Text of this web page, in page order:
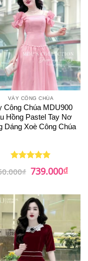
VÁY CÔNG CHÚA
Công Chúa MDU900
Hồng Pastel Tay Nơ
Dáng Xoè Công Chúa
Được xếp
hạng
55
₫ Giá
gốc
739.000₫Giá
hiện